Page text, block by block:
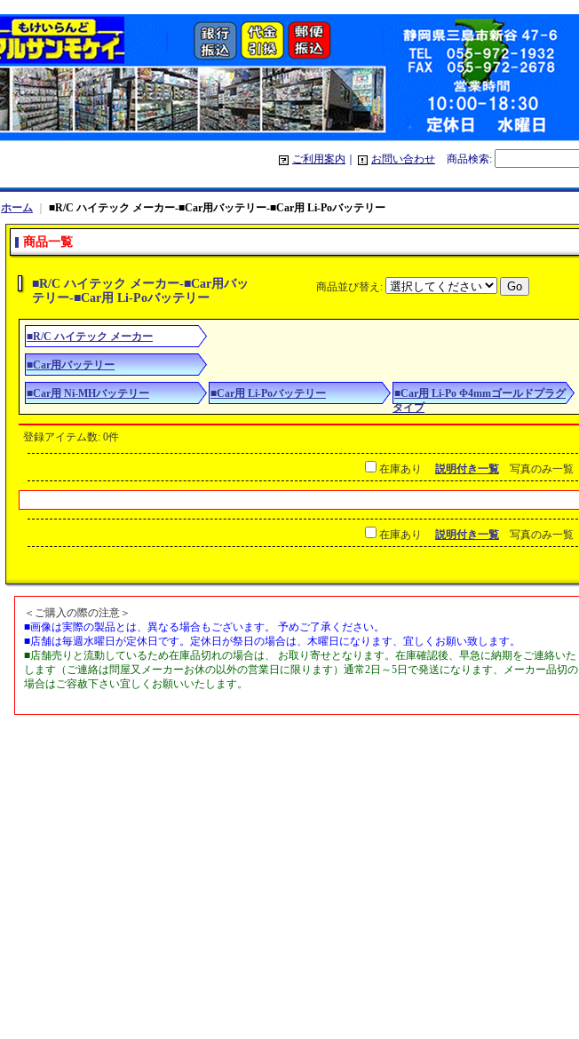
ご利用案内 お問い合わせ 商品検索:
ホーム ■R/C ハイテック メーカー-■Car用バッテリー-■Car用 Li-Poバッテリー
商品一覧
■R/C ハイテック メーカー-■Car用バッ
テリー-■Car用 Li-Poバッテリー
商品並び替え :
■R/C ハイテック メーカー
■Car用バッテリー
■Car用 Ni-MHバッテリー ■Car用 Li-Poバッテリー
■Car用 Li-Po Φ4mmゴールドプラグ
タイプ
登録アイテム数: 0件
在庫あり 説明付き一覧 写真のみ一覧
在庫あり 説明付き一覧 写真のみ一覧
＜ご購入の際の注意＞
■画像は実際の製品とは、異なる場合もございます。 予めご了承ください。
■店舗は毎週水曜日が定休日です。定休日が祭日の場合は、木曜日になります、宜しくお願い致します。
■店舗売りと流動しているため在庫品切れの場合は、 お取り寄せとなります。在庫確認後、早急に納期をご連絡いた
します（ご連絡は問屋又メーカーお休の以外の営業日に限ります）通常2日～5日で発送になります、メーカー品切の
場合はご容赦下さい宜しくお願いいたします。